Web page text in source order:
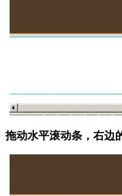
拖动水平滚动条，右边